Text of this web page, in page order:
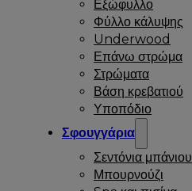
Εξώφυλλο
Φύλλο κάλυψης
Underwood
Επάνω στρώμα
Στρώματα
Βάση κρεβατιού
Υποπόδιο
Σφουγγάρια
Σεντόνια μπάνιου
Μπουρνούζι